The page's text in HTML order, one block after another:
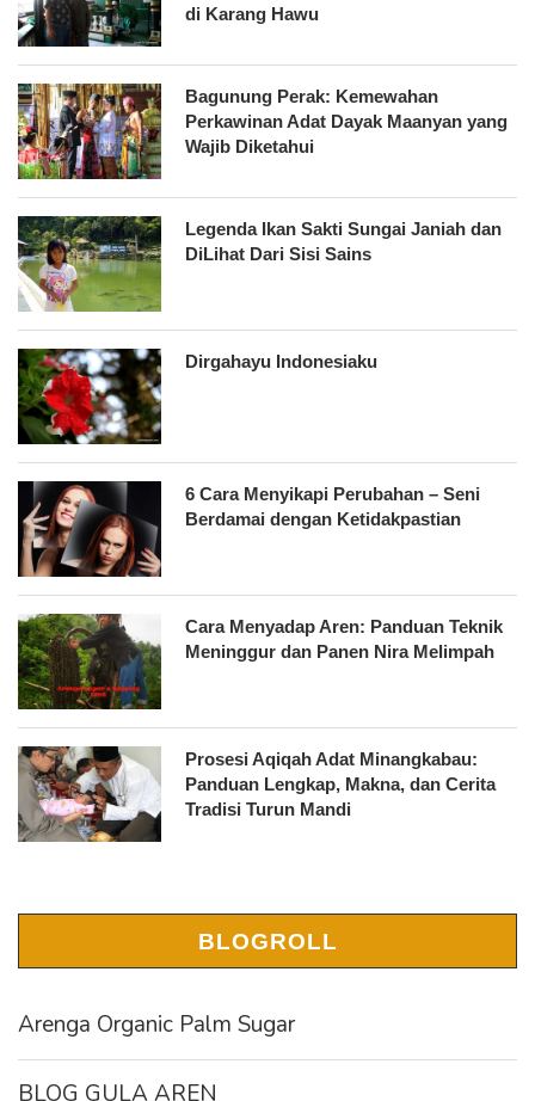
di Karang Hawu
Bagunung Perak: Kemewahan
Perkawinan Adat Dayak Maanyan yang
Wajib Diketahui
Legenda Ikan Sakti Sungai Janiah dan
DiLihat Dari Sisi Sains
Dirgahayu Indonesiaku
6 Cara Menyikapi Perubahan – Seni
Berdamai dengan Ketidakpastian
Cara Menyadap Aren: Panduan Teknik
Meninggur dan Panen Nira Melimpah
Prosesi Aqiqah Adat Minangkabau:
Panduan Lengkap, Makna, dan Cerita
Tradisi Turun Mandi
BLOGROLL
Arenga Organic Palm Sugar
BLOG GULA AREN